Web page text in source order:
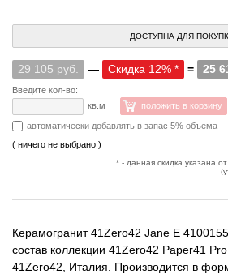
ДОСТУПНА ДЛЯ
29 105 руб. — Скидка 12% * = 25
Введите кол-во:
кв.м
положить в корзину
автоматически добавлять в запас 5% объема
( ничего не выбрано )
* - данная скидка указана
Керамогранит 41Zero42 Jane E
состав коллекции 41Zero42 Paper41
41Zero42, Италия. Производится в